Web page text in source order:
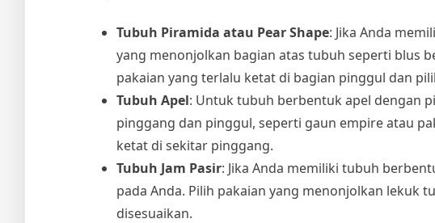
Tubuh Piramida atau Pear Shape: Jika Anda
yang menonjolkan bagian atas tubuh seperti blus
pakaian yang terlalu ketat di bagian pinggul dan
Tubuh Apel: Untuk tubuh berbentuk apel dengan
pinggang dan pinggul, seperti gaun empire atau
ketat di sekitar pinggang.
Tubuh Jam Pasir: Jika Anda memiliki tubuh
pada Anda. Pilih pakaian yang menonjolkan lekuk
disesuaikan.